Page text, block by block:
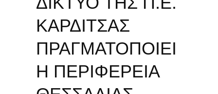
ΚΑΡΔΙΤΣΑΣ
ΠΡΑΓΜΑΤΟΠΟΙΕΙ
Η ΠΕΡΙΦΕΡΕΙΑ